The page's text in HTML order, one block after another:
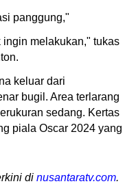
panggung,"
melakukan," tukas
keluar dari
bugil. Area terlarang
sedang. Kertas
piala Oscar 2024 yang
di nusantaratv.com.